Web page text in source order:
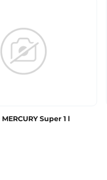
Super 1 l